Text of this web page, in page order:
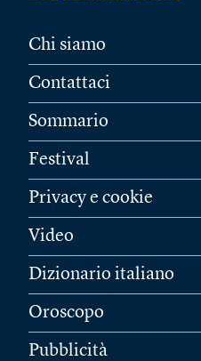
Chi siamo
Contattaci
Sommario
Festival
Privacy e cookie
Video
Dizionario italiano
Oroscopo
Pubblicità